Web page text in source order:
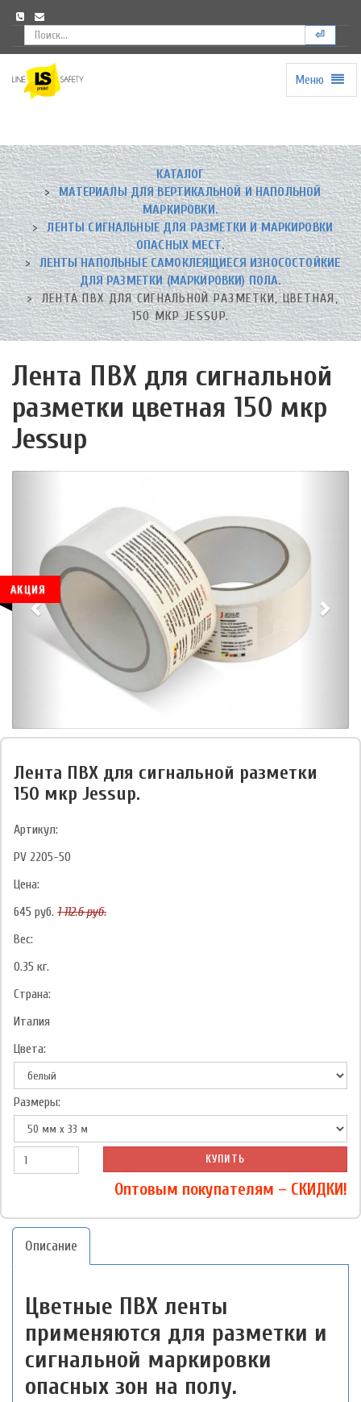
⏎
to
homepage
Меню
КАТАЛОГ
МАТЕРИАЛЫ ДЛЯ ВЕРТИКАЛЬНОЙ И НАПОЛЬНОЙ
МАРКИРОВКИ.
ЛЕНТЫ СИГНАЛЬНЫЕ ДЛЯ РАЗМЕТКИ И МАРКИРОВКИ
ОПАСНЫХ МЕСТ.
ЛЕНТЫ НАПОЛЬНЫЕ САМОКЛЕЯЩИЕСЯ ИЗНОСОСТОЙКИЕ
ДЛЯ РАЗМЕТКИ (МАРКИРОВКИ) ПОЛА.
ЛЕНТА ПВХ ДЛЯ СИГНАЛЬНОЙ РАЗМЕТКИ, ЦВЕТНАЯ,
150 МКР JESSUP.
Лента ПВХ для сигнальной
разметки цветная 150 мкр
Jessup
АКЦИЯ
Лента ПВХ для сигнальной разметки
150 мкр Jessup.
Артикул:
PV 2205-50
Цена:
645 руб. 1 112.6руб.
Вес:
0.35 кг.
Страна:
Италия
Цвета:
Размеры:
КУПИТЬ
Оптовым покупателям – СКИДКИ!
Описание
Цветные ПВХ ленты
применяются для разметки и
сигнальной маркировки
опасных зон на полу.